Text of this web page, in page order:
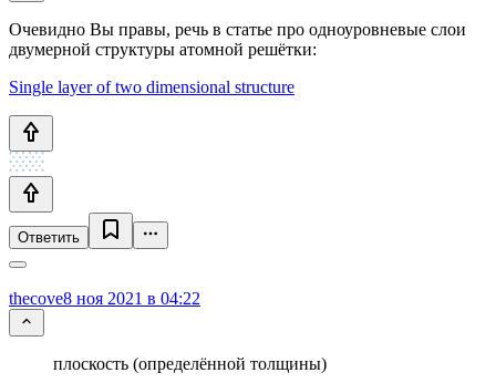
Очевидно Вы правы, речь в статье про одноуровневые слои
двумерной структуры атомной решётки:
Single layer of two dimensional structure
Ответить
thecove8 ноя 2021 в 04:22
плоскость (определённой толщины)